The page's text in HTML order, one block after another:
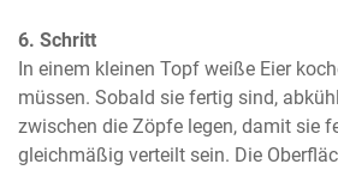
6. Schritt
In einem kleinen Topf weiße Eier
müssen. Sobald sie fertig sind,
zwischen die Zöpfe legen, damit sie
gleichmäßig verteilt sein. Die